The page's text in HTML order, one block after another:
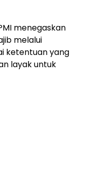
menegaskan
melalui
ketentuan yang
layak untuk